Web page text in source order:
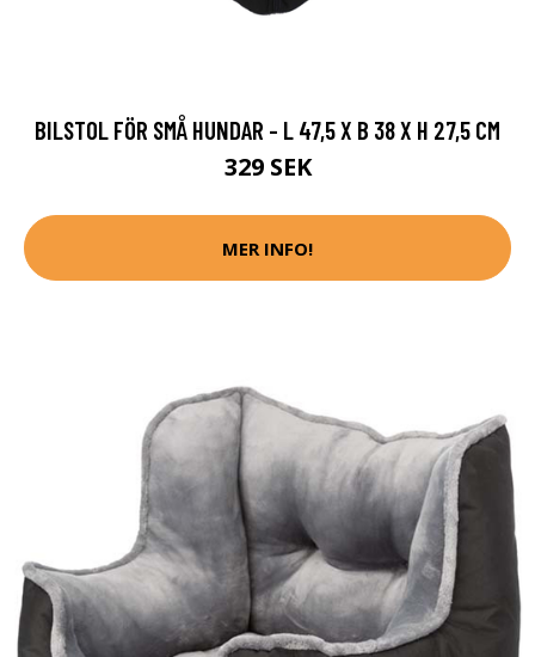
BILSTOL FÖR SMÅ HUNDAR - L 47,5 X B 38 X H 27,5 CM
329 SEK
MER INFO!